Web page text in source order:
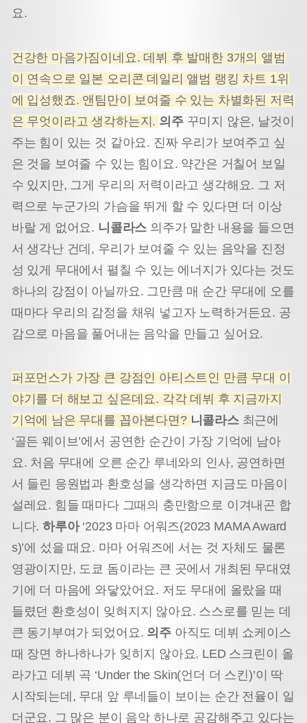
요.
건강한 마음가짐이네요. 데뷔 후 발매한 3개의 앨범
이 연속으로 일본 오리콘 데일리 앨범 랭킹 차트 1위
에 입성했죠. 앤팀만이 보여줄 수 있는 차별화된 저력
은 무엇이라고 생각하는지. 의주 꾸미지 않은, 날것이
주는 힘이 있는 것 같아요. 진짜 우리가 보여주고 싶
은 것을 보여줄 수 있는 힘이요. 약간은 거칠어 보일
수 있지만, 그게 우리의 저력이라고 생각해요. 그 저
력으로 누군가의 가슴을 뛰게 할 수 있다면 더 이상
바랄 게 없어요. 니콜라스 의주가 말한 내용을 들으면
서 생각난 건데, 우리가 보여줄 수 있는 음악을 진정
성 있게 무대에서 펼칠 수 있는 에너지가 있다는 것도
하나의 강점이 아닐까요. 그만큼 매 순간 무대에 오를
때마다 우리의 감정을 채워 넣고자 노력하거든요. 공
감으로 마음을 풀어내는 음악을 만들고 싶어요.
퍼포먼스가 가장 큰 강점인 아티스트인 만큼 무대 이
야기를 더 해보고 싶은데요. 각각 데뷔 후 지금까지
기억에 남은 무대를 꼽아본다면? 니콜라스 최근에
‘골든 웨이브’에서 공연한 순간이 가장 기억에 남아
요. 처음 무대에 오른 순간 루네와의 인사, 공연하면
서 들린 응원법과 환호성을 생각하면 지금도 마음이
설레요. 힘들 때마다 그때의 충만함으로 이겨내곤 합
니다.하루아 ‘2023 마마 어워즈(2023 MAMA Award
s)’에 섰을 때요. 마마 어워즈에 서는 것 자체도 물론
영광이지만, 도쿄 돔이라는 큰 곳에서 개최된 무대였
기에 더 마음에 와닿았어요. 저도 무대에 올랐을 때
들렸던 환호성이 잊혀지지 않아요. 스스로를 믿는 데
큰 동기부여가 되었어요. 의주 아직도 데뷔 쇼케이스
때 장면 하나하나가 잊히지 않아요. LED 스크린이 올
라가고 데뷔 곡 ‘Under the Skin(언더 더 스킨)’이 딱
시작되는데, 무대 앞 루네들이 보이는 순간 전율이 일
더군요. 그 많은 분이 음악 하나로 공감해주고 있다는